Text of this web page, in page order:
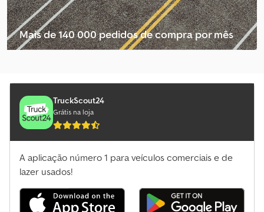
Reboque
Reboque Com Cinto
Reboque De Empurrar
Reboque De Máquinas De Construção
Reboque De Rolo
Reboque Para Barcos
Reboque Para Cavalos
Mais de 140 000 pedidos de compra por mês
TruckScout24
Grátis na loja
A aplicação número 1 para veículos comerciais e de
lazer usados!